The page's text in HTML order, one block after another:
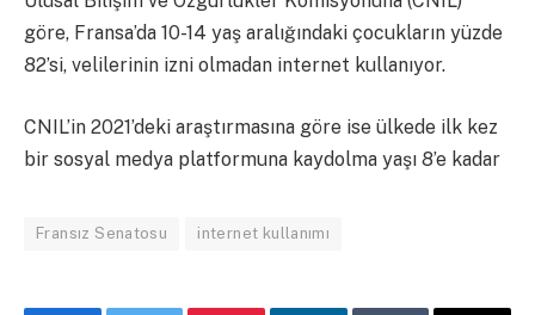
göre, Fransa’da 10-14 yaş aralığındaki çocukların yüzde
82’si, velilerinin izni olmadan internet kullanıyor.
CNIL’in 2021’deki araştırmasına göre ise ülkede ilk kez
bir sosyal medya platformuna kaydolma yaşı 8’e kadar
Fransız Senatosu internet kullanımı